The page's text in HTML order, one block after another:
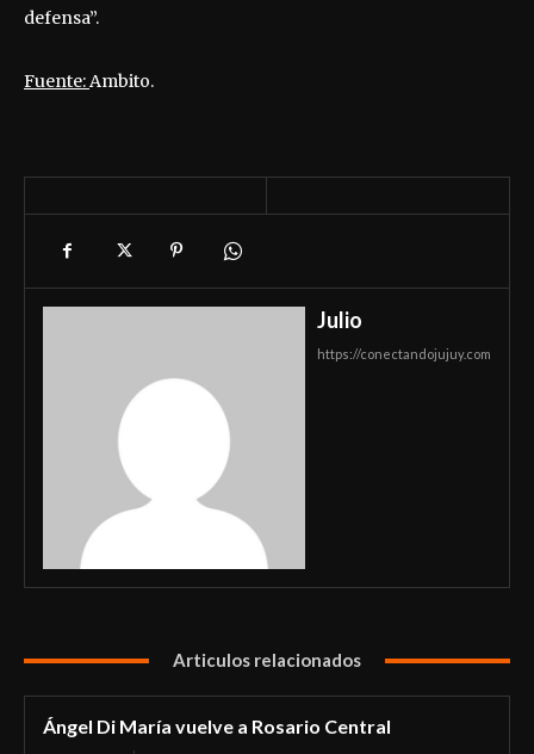
defensa”.
Fuente:Ambito.
Julio
https://conectandojujuy.com
Articulos relacionados
Ángel Di María vuelve a Rosario Central